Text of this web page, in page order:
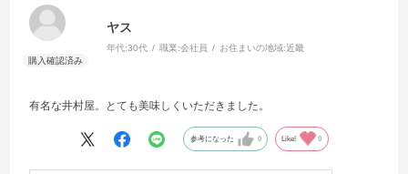
ヤス
年代:30代 職業:会社員 お住まいの地域:近畿
有名な井村屋。とても美味しくいただきました。
参考になった 0 Like! 0